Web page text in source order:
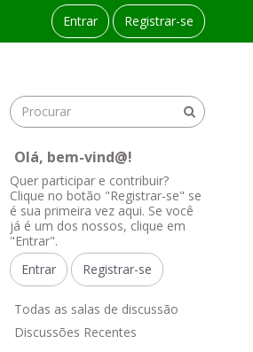
Entrar Registrar-se
Olá, bem-vind@!
Quer participar e contribuir?
Clique no botão "Registrar-se" se
é sua primeira vez aqui. Se você
já é um dos nossos, clique em
"Entrar".
Entrar
Registrar-se
LTodas as salas de discussão
Discussões Recentes